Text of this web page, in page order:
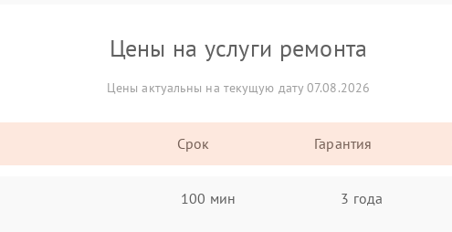
Цены на услуги ремонта
Цены актуальны на текущую дату 07.08.2026
Срок Гарантия
100 мин 3 года